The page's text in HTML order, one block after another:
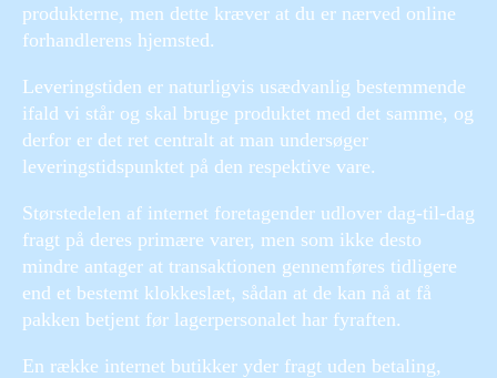
produkterne, men dette kræver at du er nærved online
forhandlerens hjemsted.
Leveringstiden er naturligvis usædvanlig bestemmende
ifald vi står og skal bruge produktet med det samme, og
derfor er det ret centralt at man undersøger
leveringstidspunktet på den respektive vare.
Størstedelen af internet foretagender udlover dag-til-dag
fragt på deres primære varer, men som ikke desto
mindre antager at transaktionen gennemføres tidligere
end et bestemt klokkeslæt, sådan at de kan nå at få
pakken betjent før lagerpersonalet har fyraften.
En række internet butikker yder fragt uden betaling,